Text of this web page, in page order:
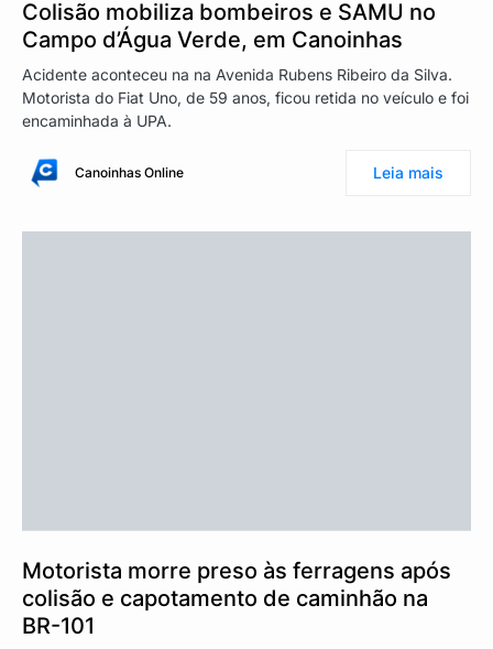
Colisão mobiliza bombeiros e SAMU no
Campo d’Água Verde, em Canoinhas
Acidente aconteceu na na Avenida Rubens Ribeiro da Silva.
Motorista do Fiat Uno, de 59 anos, ficou retida no veículo e foi
encaminhada à UPA.
Canoinhas Online Leia mais
Motorista morre preso às ferragens após
colisão e capotamento de caminhão na
BR-101